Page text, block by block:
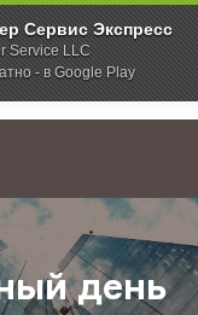
Сервис Экспресс
Service LLC
- в Google Play
Новости
день